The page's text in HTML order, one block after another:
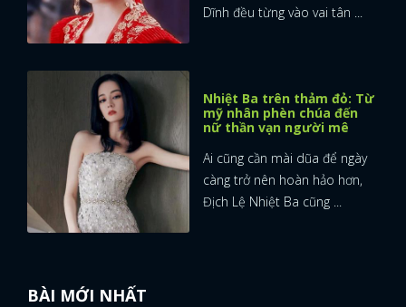
Dĩnh đều từng vào vai tân ...
Nhiệt Ba trên thảm đỏ: Từ
mỹ nhân phèn chúa đến
nữ thần vạn người mê
Ai cũng cần mài dũa để ngày
càng trở nên hoàn hảo hơn,
Địch Lệ Nhiệt Ba cũng ...
BÀI MỚI NHẤT